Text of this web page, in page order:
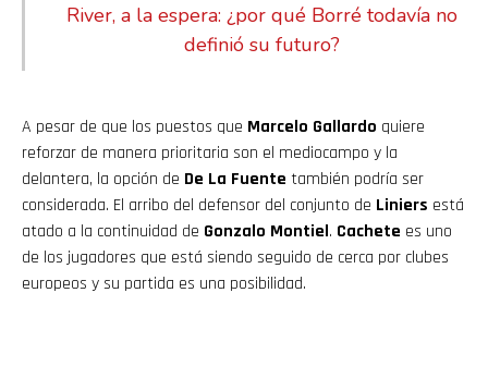
River, a la espera: ¿por qué Borré todavía no
definió su futuro?
A pesar de que los puestos que Marcelo Gallardo quiere
reforzar de manera prioritaria son el mediocampo y la
delantera, la opción de De La Fuente también podría ser
considerada. El arribo del defensor del conjunto de Liniers está
atado a la continuidad de Gonzalo Montiel. Cachete es uno
de los jugadores que está siendo seguido de cerca por clubes
europeos y su partida es una posibilidad.